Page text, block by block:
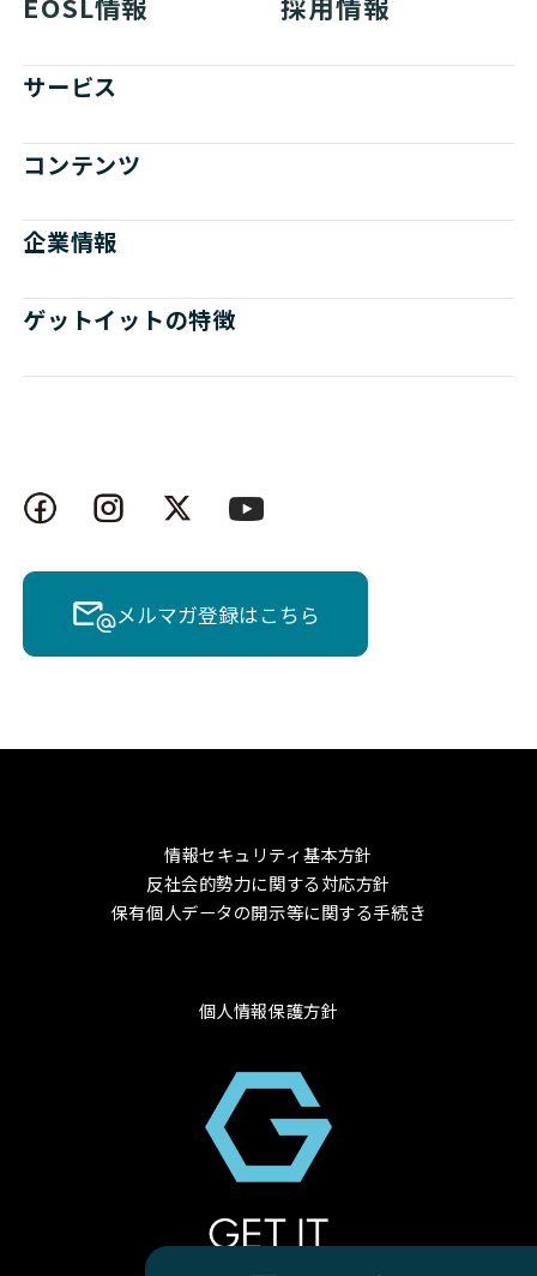
サービス
コンテンツ
企業情報
ゲットイットの特徴
メルマガ登録はこちら
情報セキュリティ基本方針
反社会的勢力に関する対応方針
保有個人データの開示等に関する手続き
個人情報保護方針